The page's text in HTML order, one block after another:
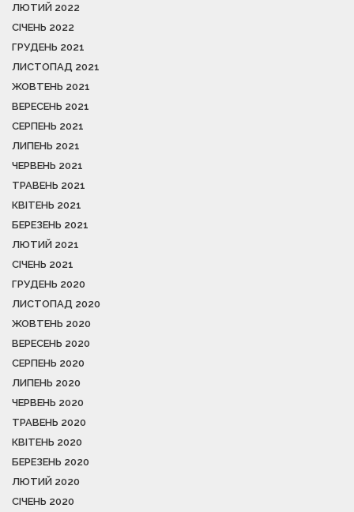
ЛЮТИЙ 2022
СІЧЕНЬ 2022
ГРУДЕНЬ 2021
ЛИСТОПАД 2021
ЖОВТЕНЬ 2021
ВЕРЕСЕНЬ 2021
СЕРПЕНЬ 2021
ЛИПЕНЬ 2021
ЧЕРВЕНЬ 2021
ТРАВЕНЬ 2021
КВІТЕНЬ 2021
БЕРЕЗЕНЬ 2021
ЛЮТИЙ 2021
СІЧЕНЬ 2021
ГРУДЕНЬ 2020
ЛИСТОПАД 2020
ЖОВТЕНЬ 2020
ВЕРЕСЕНЬ 2020
СЕРПЕНЬ 2020
ЛИПЕНЬ 2020
ЧЕРВЕНЬ 2020
ТРАВЕНЬ 2020
КВІТЕНЬ 2020
БЕРЕЗЕНЬ 2020
ЛЮТИЙ 2020
СІЧЕНЬ 2020